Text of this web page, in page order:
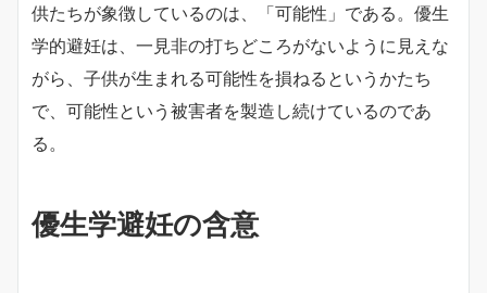
供たちが象徴しているのは、「可能性」である。優生
学的避妊は、一見非の打ちどころがないように見えな
がら、子供が生まれる可能性を損ねるというかたち
で、可能性という被害者を製造し続けているのであ
る。
優生学避妊の含意